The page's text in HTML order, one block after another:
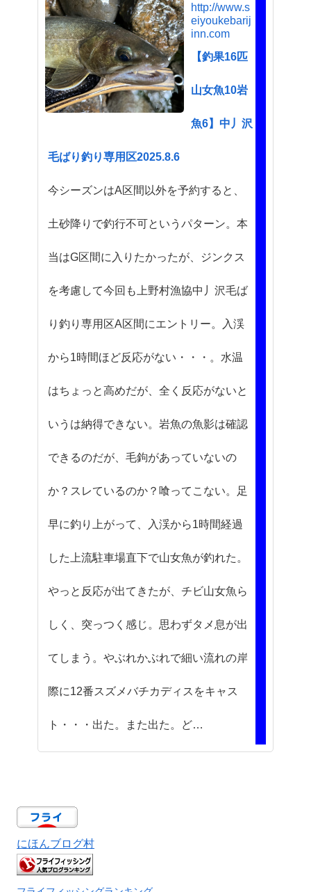
http://www.s
eiyoukebarij
inn.com
【釣果16匹
山女魚10岩
魚6】中丿沢
毛ばり釣り専用区2025.8.6
今シーズンはA区間以外を予約すると、
土砂降りで釣行不可というパターン。本
当はG区間に入りたかったが、ジンクス
を考慮して今回も上野村漁協中丿沢毛ば
り釣り専用区A区間にエントリー。入渓
から1時間ほど反応がない・・・。水温
はちょっと高めだが、全く反応がないと
いうは納得できない。岩魚の魚影は確認
できるのだが、毛鉤があっていないの
か？スレているのか？喰ってこない。足
早に釣り上がって、入渓から1時間経過
した上流駐車場直下で山女魚が釣れた。
やっと反応が出てきたが、チビ山女魚ら
しく、突っつく感じ。思わずタメ息が出
てしまう。やぶれかぶれで細い流れの岸
際に12番スズメバチカディスをキャス
ト・・・出た。また出た。ど…
にほんブログ村